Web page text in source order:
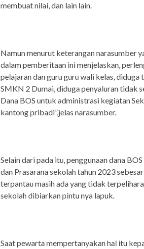
membuat nilai, dan lain lain.
Namun menurut keterangan narasumber
dalam pemberitaan ini menjelaskan,
pelajaran dan guru guru wali kelas,
SMKN 2 Dumai, diduga penyaluran tidak
Dana BOS untuk administrasi kegiatan
kantong pribadi”,jelas narasumber.
Selain dari pada itu, penggunaan dana
dan Prasarana sekolah tahun 2023
terpantau masih ada yang tidak
sekolah dibiarkan pintu nya lapuk.
Saat pewarta mempertanyakan hal itu